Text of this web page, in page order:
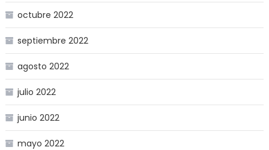
octubre 2022
septiembre 2022
agosto 2022
julio 2022
junio 2022
mayo 2022